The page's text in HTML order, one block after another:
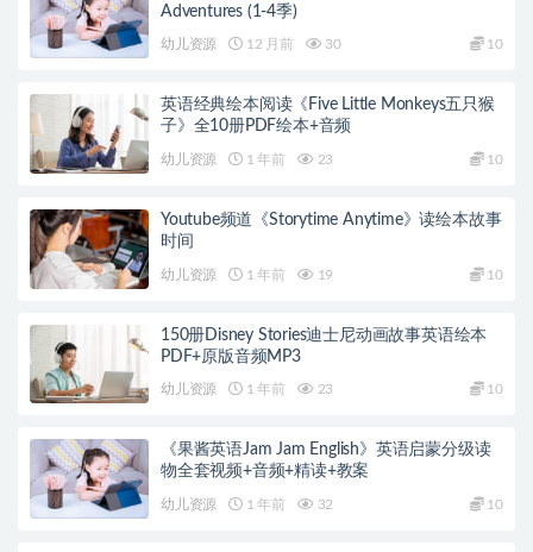
Adventures (1-4季)
幼儿资源 12 月前 30 10
英语经典绘本阅读《Five Little Monkeys五只猴
子》全10册PDF绘本+音频
幼儿资源 1 年前 23 10
Youtube频道《Storytime Anytime》读绘本故事
时间
幼儿资源 1 年前 19 10
150册Disney Stories迪士尼动画故事英语绘本
PDF+原版音频MP3
幼儿资源 1 年前 23 10
《果酱英语Jam Jam English》英语启蒙分级读
物全套视频+音频+精读+教案
幼儿资源 1 年前 32 10